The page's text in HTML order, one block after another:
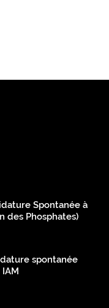
Spontanée à
des Phosphates)
spontanée